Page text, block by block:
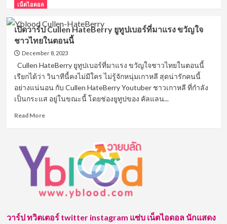
เปิด
วาร์
ป
JUNG
(พี่
1
ใน
3
สุด
จาก
ช่อง
Cullen
Hateberry
เน็ตไอดอล
เปิดวาร์ป Cullen HateBerry ยูทูปเบอร์ที่มาแรง ขวัญใจ
ชาวไทยในตอนนี้
December 8, 2023
Cullen HateBerry ยูทูปเบอร์ที่มาแรง ขวัญใจชาวไทยในตอนนี้
เรียกได้ว่า วินาทีนี้คงไม่มีใคร ไม่รู้จักหนุ่มเกาหลี สุดน่ารักคนนี้
อย่างแน่นอน กับ Cullen HateBerry Youtuber ชาวเกาหลี ที่กำลัง
เป็นกระแส อยู่ในขณะนี้ โดยช่องยูทูปของ คัลแลน...
Read MoreRead
วาร์
Cullen
HateBerry
ยู
เบอร์
วาร์ป ทวิตเตอร์ twitter instagram แซ่บ เน็ตไอดอล นักแสดง